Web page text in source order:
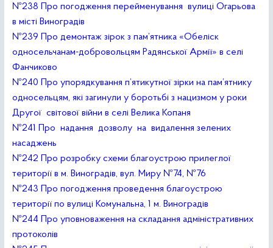
№238 Про погодження перейменування вулиці Огарьова
в місті Виноградів
№239 Про демонтаж зірок з пам’ятника «Обеліск
односельчанам-добровольцям Радянської Армії» в селі
Фанчиково
№240 Про упорядкування п’ятикутної зірки на пам’ятнику
односельцям, які загинули у боротьбі з нацизмом у роки
Другої світової війни в селі Велика Копаня
№241 Про надання дозволу на видалення зелених
насаджень
№242 Про розробку схеми благоустрою прилеглої
території в м. Виноградів, вул. Миру №74, №76
№243 Про погодження проведення благоустрою
території по вулиці Комунальна, 1 м. Виноградів
№244 Про уповноваження на складання адміністративних
протоколів